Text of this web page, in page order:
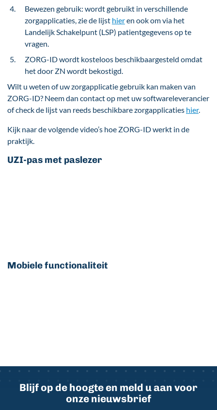
Bewezen gebruik: wordt gebruikt in verschillende
zorgapplicaties, zie de lijst hieren ook om via het
Landelijk Schakelpunt (LSP) patientgegevens op te
vragen.
ZORG-ID wordt kosteloos beschikbaargesteld omdat
het door ZN wordt bekostigd.
Wilt u weten of uw zorgapplicatie gebruik kan maken van
ZORG-ID? Neem dan contact op met uw softwareleverancier
of check de lijst van reeds beschikbare zorgapplicaties hier.
Kijk naar de volgende video’s hoe ZORG-ID werkt in de
praktijk.
UZI-pas met paslezer
Mobiele functionaliteit
Blijf op de hoogte en meld u aan voor
onze nieuwsbrief